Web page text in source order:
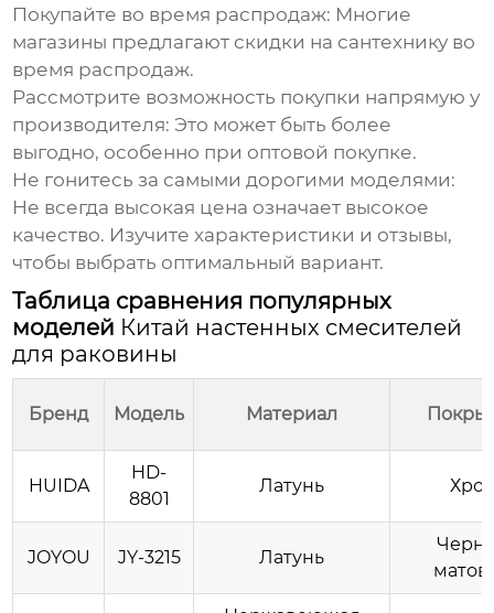
Покупайте во время распродаж: Многие
магазины предлагают скидки на сантехнику во
время распродаж.
Рассмотрите возможность покупки напрямую у
производителя: Это может быть более
выгодно, особенно при оптовой покупке.
Не гонитесь за самыми дорогими моделями:
Не всегда высокая цена означает высокое
качество. Изучите характеристики и отзывы,
чтобы выбрать оптимальный вариант.
Таблица сравнения популярных
моделей Китай настенных смесителей
для раковины
Бренд Модель Материал
HUIDA
HD-
8801
Латунь
JOYOU JY-3215 Латунь